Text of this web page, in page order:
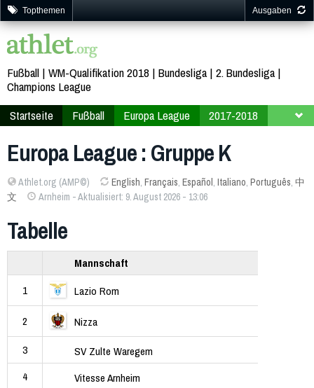
Topthemen Ausgaben
Fußball WM-Qualifikation 2018 Bundesliga 2. Bundesliga
Champions League
Startseite
Fußball Europa League
2017-2018
Europa League : Gruppe K
Athlet.org (AMP©) English, Français, Español, Italiano, Português, 中
文
Arnheim - Aktualisiert: 9. August 2026 - 13:06
Tabelle
Mannschaft
1
Lazio Rom
2
Nizza
3
SV Zulte Waregem
4
Vitesse Arnheim